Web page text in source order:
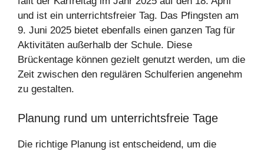
und ist ein unterrichtsfreier Tag. Das Pfingsten am
9. Juni 2025 bietet ebenfalls einen ganzen Tag für
Aktivitäten außerhalb der Schule. Diese
Brückentage können gezielt genutzt werden, um die
Zeit zwischen den regulären Schulferien angenehm
zu gestalten.
Planung rund um unterrichtsfreie Tage
Die richtige Planung ist entscheidend, um die